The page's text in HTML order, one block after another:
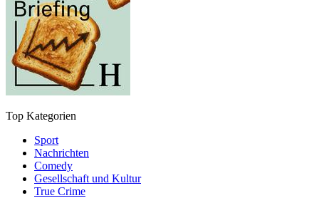
Top Kategorien
Sport
Nachrichten
Comedy
Gesellschaft und Kultur
True Crime